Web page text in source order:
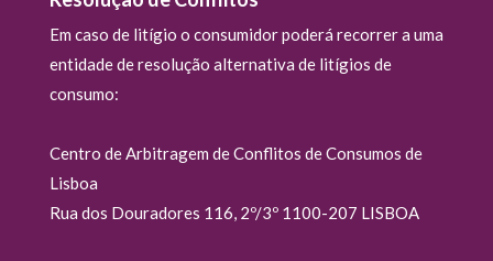
Em caso de litígio o consumidor poderá recorrer a uma
entidade de resolução alternativa de litígios de
consumo:
Centro de Arbitragem de Conflitos de Consumos de
Lisboa
Rua dos Douradores 116, 2º/3º 1100-207 LISBOA